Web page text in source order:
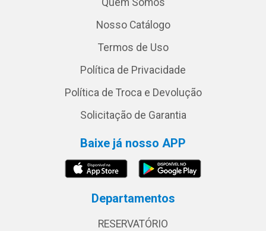
Quem Somos
Nosso Catálogo
Termos de Uso
Política de Privacidade
Política de Troca e Devolução
Solicitação de Garantia
Baixe já nosso APP
Departamentos
RESERVATÓRIO